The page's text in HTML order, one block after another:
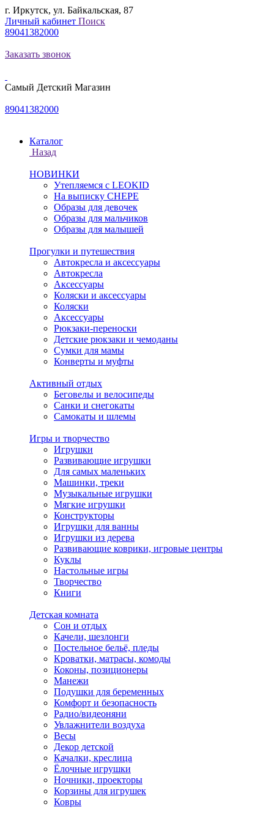
г. Иркутск, ул. Байкальская, 87
Личный кабинет Поиск
89041382000
Заказать звонок
Самый Детский Магазин
89041382000
Каталог
Назад
НОВИНКИ
Утепляемся с LEOKID
На выписку CHEPE
Образы для девочек
Образы для мальчиков
Образы для малышей
Прогулки и путешествия
Автокресла и аксессуары
Автокресла
Аксессуары
Коляски и аксессуары
Коляски
Аксессуары
Рюкзаки-переноски
Детские рюкзаки и чемоданы
Сумки для мамы
Конверты и муфты
Активный отдых
Беговелы и велосипеды
Санки и снегокаты
Самокаты и шлемы
Игры и творчество
Игрушки
Развивающие игрушки
Для самых маленьких
Машинки, треки
Музыкальные игрушки
Мягкие игрушки
Конструкторы
Игрушки для ванны
Игрушки из дерева
Развивающие коврики, игровые центры
Куклы
Настольные игры
Творчество
Книги
Детская комната
Сон и отдых
Качели, шезлонги
Постельное бельё, пледы
Кроватки, матрасы, комоды
Коконы, позиционеры
Манежи
Подушки для беременных
Комфорт и безопасность
Радио/видеоняни
Увлажнители воздуха
Весы
Декор детской
Качалки, креслица
Ёлочные игрушки
Ночники, проекторы
Корзины для игрушек
Ковры